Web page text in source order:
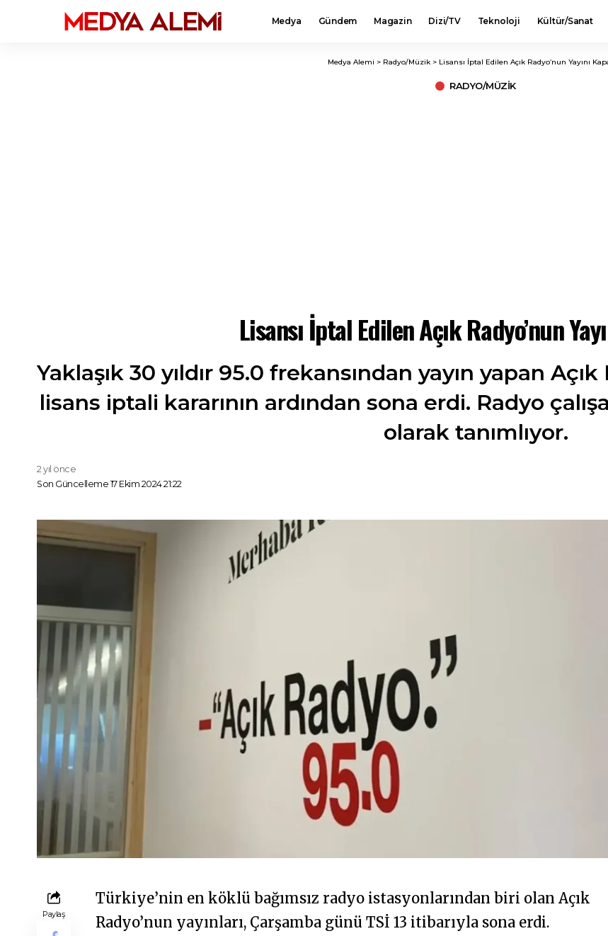
Medya Gündem Magazin Dizi/TV Teknoloji Kültür/Sanat
Medya Alemi > Radyo/Müzik> Lisansı İptal Edilen Açık Radyo’nun Yayını
RADYO/MÜZIK
Lisansı İptal Edilen Açık Radyo’nun
Yaklaşık 30 yıldır 95.0 frekansından yayın yapan
lisans iptali kararının ardından sona erdi. Radyo
olarak tanımlıyor.
Son Güncelleme 17 Ekim 2024 21:22
2 yıl önce
Paylaş
Türkiye’nin en köklü bağımsız radyo istasyonlarından biri olan Açık
Radyo’nun yayınları, Çarşamba günü TSİ 13 itibarıyla sona erdi.